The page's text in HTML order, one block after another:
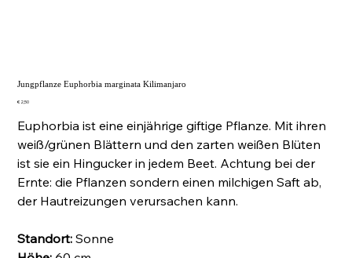
Jungpflanze Euphorbia marginata Kilimanjaro
Preis
€ 2,50
Euphorbia ist eine einjährige giftige Pflanze. Mit ihren
weiß/grünen Blättern und den zarten weißen Blüten
ist sie ein Hingucker in jedem Beet. Achtung bei der
Ernte: die Pflanzen sondern einen milchigen Saft ab,
der Hautreizungen verursachen kann.
Standort:Sonne